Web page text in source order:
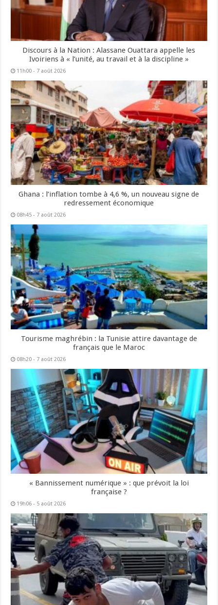
Discours à la Nation : Alassane Ouattara appelle les
Ivoiriens à « l’unité, au travail et à la discipline »
11h00 - 7 août 2026
Ghana : l’inflation tombe à 4,6 %, un nouveau signe de
redressement économique
08h45 - 7 août 2026
Tourisme maghrébin : la Tunisie attire davantage de
français que le Maroc
08h20 - 7 août 2026
« Bannissement numérique » : que prévoit la loi
française ?
19h06 - 5 août 2026